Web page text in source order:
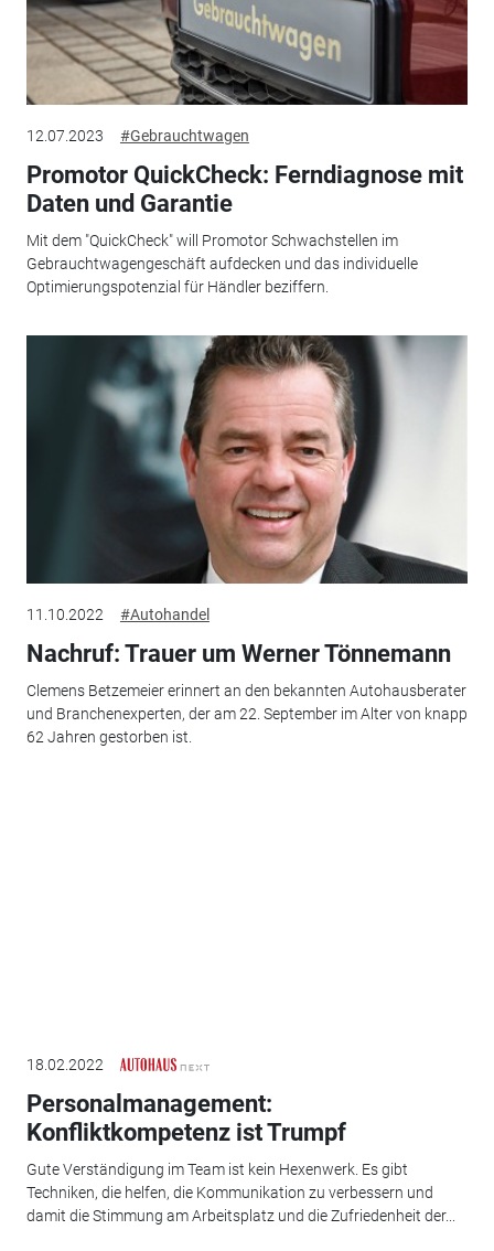
12.07.2023 #Gebrauchtwagen
Promotor QuickCheck: Ferndiagnose mit
Daten und Garantie
Mit dem "QuickCheck" will Promotor Schwachstellen im
Gebrauchtwagengeschäft aufdecken und das individuelle
Optimierungspotenzial für Händler beziffern.
11.10.2022 #Autohandel
Nachruf: Trauer um Werner Tönnemann
Clemens Betzemeier erinnert an den bekannten Autohausberater
und Branchenexperten, der am 22. September im Alter von knapp
62 Jahren gestorben ist.
18.02.2022
Personalmanagement:
Konfliktkompetenz ist Trumpf
Gute Verständigung im Team ist kein Hexenwerk. Es gibt
Techniken, die helfen, die Kommunikation zu verbessern und
damit die Stimmung am Arbeitsplatz und die Zufriedenheit der...